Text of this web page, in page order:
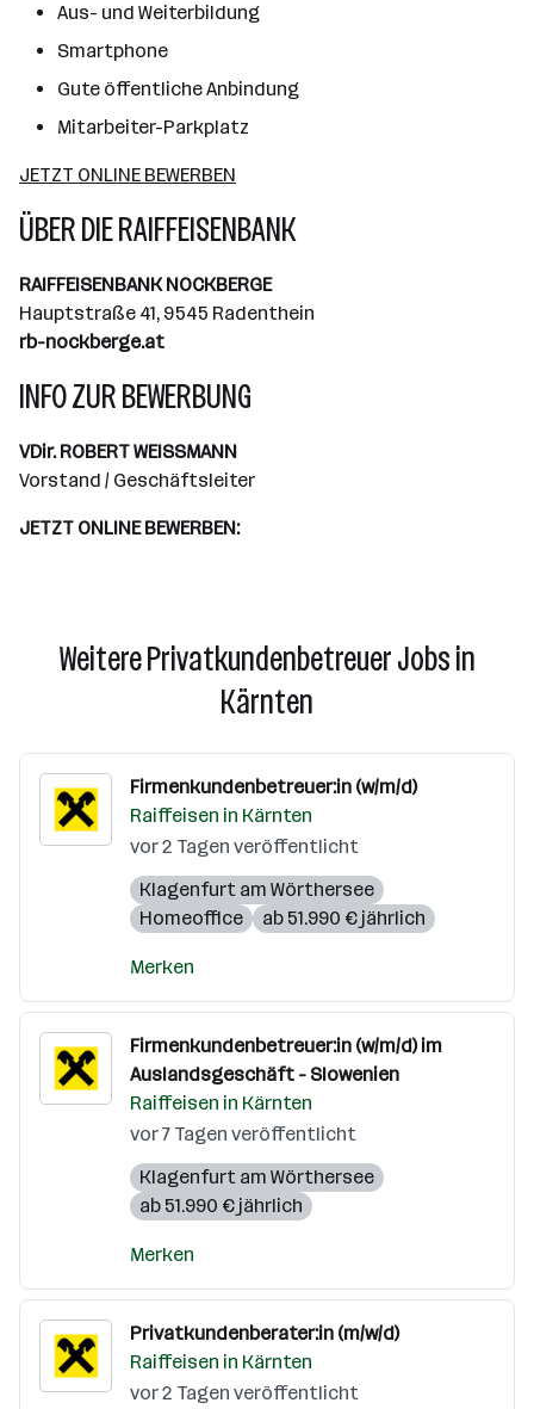
Aus- und Weiterbildung
Smartphone
Gute öffentliche Anbindung
Mitarbeiter-Parkplatz
JETZT ONLINE BEWERBEN
ÜBER DIE RAIFFEISENBANK
RAIFFEISENBANK NOCKBERGE
Hauptstraße 41, 9545 Radenthein
rb-nockberge.at
INFO ZUR BEWERBUNG
VDir. ROBERT WEISSMANN
Vorstand / Geschäftsleiter
JETZT ONLINE BEWERBEN:
Weitere Privatkundenbetreuer Jobs in
Kärnten
Firmenkundenbetreuer:in (w/m/d)
Raiffeisen in Kärnten
vor 2 Tagen veröffentlicht
Klagenfurt am Wörthersee
Homeoffice
ab 51.990 € jährlich
Merken
Firmenkundenbetreuer:in (w/m/d) im
Auslandsgeschäft - Slowenien
Raiffeisen in Kärnten
vor 7 Tagen veröffentlicht
Klagenfurt am Wörthersee
ab 51.990 € jährlich
Merken
Privatkundenberater:in (m/w/d)
Raiffeisen in Kärnten
vor 2 Tagen veröffentlicht